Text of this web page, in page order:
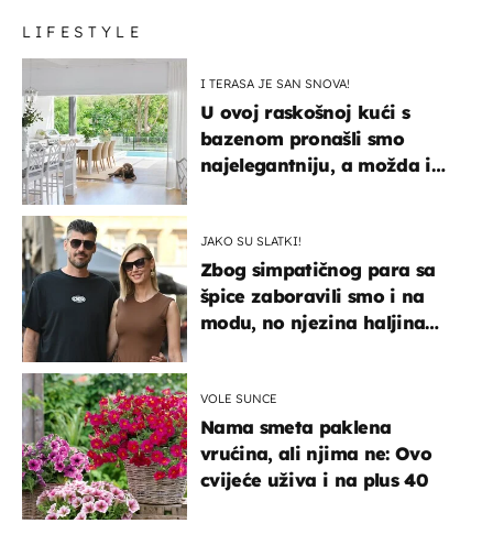
LIFESTYLE
I TERASA JE SAN SNOVA!
U ovoj raskošnoj kući s
bazenom pronašli smo
najelegantniju, a možda i
JAKO SU SLATKI!
Zbog simpatičnog para sa
špice zaboravili smo i na
modu, no njezina haljina
VOLE SUNCE
Nama smeta paklena
vrućina, ali njima ne: Ovo
cvijeće uživa i na plus 40